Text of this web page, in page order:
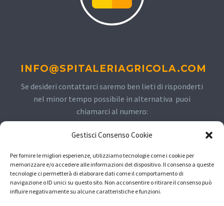
Gestisci Consenso Cookie
Per fornire le migliori esperienze, utilizziamo tecnologie come i cookie per
memorizzare e/o accedere alle informazioni del dispositivo. Il consenso a queste
tecnologie ci permetterà di elaborare dati come il comportamento di
navigazione o ID unici su questo sito. Non acconsentire o ritirare il consenso può
influire negativamente su alcune caratteristiche e funzioni.
INFO@SPITALERIAGRICOLA.COM
Se desideri contattarci saremo ben lieti di risponderti
nel minor tempo possibile in alternativa puoi
chiamarci al numero: